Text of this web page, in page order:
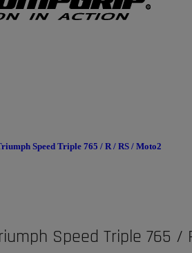
Speed Triple 765 / R / RS / Moto2
Speed Triple 765